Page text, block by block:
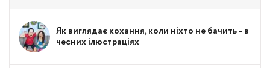
Як виглядає кохання, коли ніхто не бачить – в
чесних ілюстраціях